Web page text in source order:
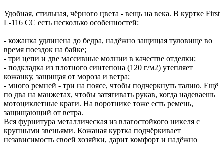
Удобная, стильная, чёрного цвета - вещь на века. В куртке First
L-116 CC есть несколько особенностей:
- кожанка удлинена до бедра, надёжно защищая туловище во
время поездок на байке;
- три цепи и две массивные молнии в качестве отделки;
- подкладка из плотного синтепона (120 г/м2) утепляет
кожанку, защищая от мороза и ветра;
- много ремней - три на поясе, чтобы подчеркнуть талию. Ещё
по два на манжетах, чтобы затягивать рукав, когда надеваешь
мотоциклетные краги. На воротнике тоже есть ремень,
защищающий от ветра.
Вся фурнитура металлическая из влагостойкого никеля с
крупными звеньями. Кожаная куртка подчёркивает
независимость своей хозяйки, дарит комфорт и надёжно